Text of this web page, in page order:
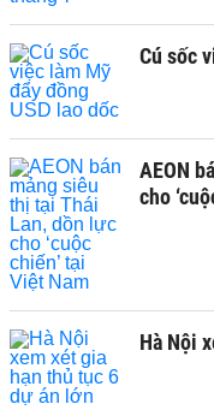
Cú sốc
AEON
cho
Hà Nội